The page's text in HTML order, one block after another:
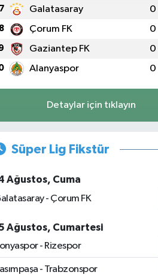
7 Galatasaray 0
8 Çorum FK 0
Gaziantep FK 0
Alanyaspor 0
Detaylar için tıklayın
Süper Lig Fikstür
Ağustos, Cuma
- Çorum FK
Ağustos, Cumartesi
- Rizespor
- Trabzonspor